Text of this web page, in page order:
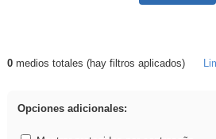
Resultados de: sumar
0medios totales (hay filtros aplicados)
Opciones adicionales: